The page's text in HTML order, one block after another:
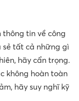
tin về công
sẻ tất cả những gì
hãy cẩn trọng.
không hoàn toàn
hãy suy nghĩ kỹ